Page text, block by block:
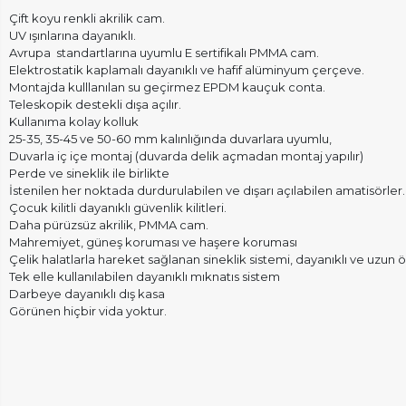
Çift koyu renkli akrilik cam.
UV ışınlarına dayanıklı.
Avrupa standartlarına uyumlu E sertifikalı PMMA cam.
Elektrostatik kaplamalı dayanıklı ve hafif alüminyum çerçeve.
Montajda kulllanılan su geçirmez EPDM kauçuk conta.
Teleskopik destekli dışa açılır.
Kullanıma kolay kolluk
25-35, 35-45 ve 50-60 mm kalınlığında duvarlara uyumlu,
Duvarla iç içe montaj (duvarda delik açmadan montaj yapılır)
Perde ve sineklik ile birlikte
İstenilen her noktada durdurulabilen ve dışarı açılabilen amatisörler.
Çocuk kilitli dayanıklı güvenlik kilitleri.
Daha pürüzsüz akrilik, PMMA cam.
Mahremiyet, güneş koruması ve haşere koruması
Çelik halatlarla hareket sağlanan sineklik sistemi, dayanıklı ve uzun
Tek elle kullanılabilen dayanıklı mıknatıs sistem
Darbeye dayanıklı dış kasa
Görünen hiçbir vida yoktur.